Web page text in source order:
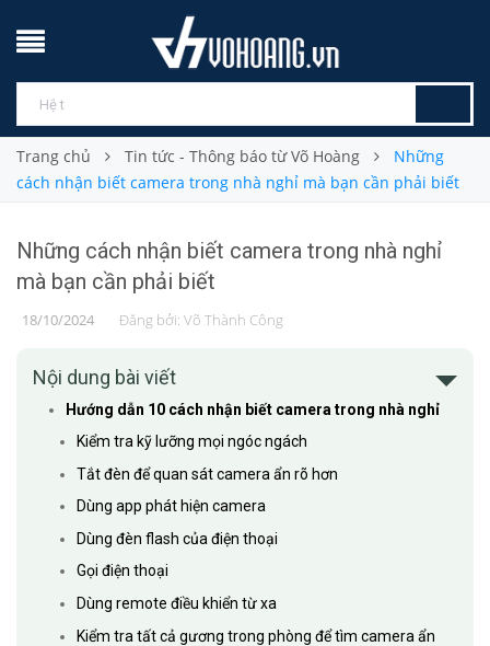
Trang chủ Tin tức - Thông báo từ Võ Hoàng
Những
cách nhận biết camera trong nhà nghỉ mà bạn cần phải biết
Những cách nhận biết camera trong nhà nghỉ
mà bạn cần phải biết
18/10/2024 Đăng bởi: Võ Thành Công
Nội dung bài viết
Hướng dẫn 10 cách nhận biết camera trong nhà nghỉ
Kiểm tra kỹ lưỡng mọi ngóc ngách
Tắt đèn để quan sát camera ẩn rõ hơn
Dùng app phát hiện camera
Dùng đèn flash của điện thoại
Gọi điện thoại
Dùng remote điều khiển từ xa
Kiểm tra tất cả gương trong phòng để tìm camera ẩn